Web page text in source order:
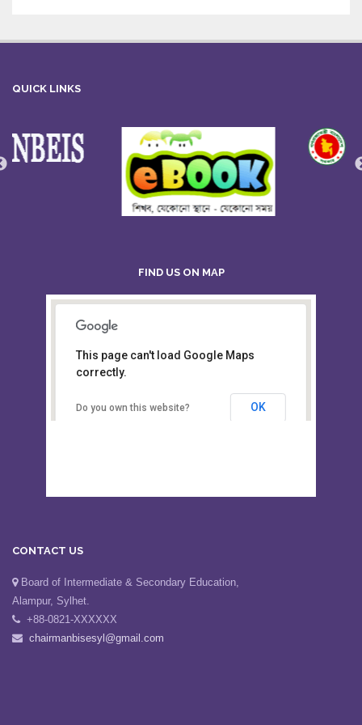
QUICK LINKS
Board of Intermediate &
Sylhet
This page can't load Google Maps
Board of Intermediate & Secondary Education,
Alampur, Sylhet.
+88-0821-XXXXXX